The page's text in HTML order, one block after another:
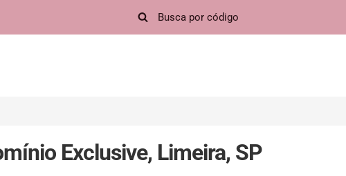
Exclusive, Limeira, SP